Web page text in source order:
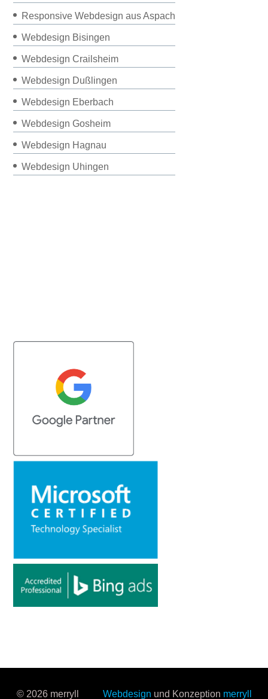
Responsive Webdesign aus Aspach
Webdesign Bisingen
Webdesign Crailsheim
Webdesign Dußlingen
Webdesign Eberbach
Webdesign Gosheim
Webdesign Hagnau
Webdesign Uhingen
© 2026 merryll Webdesign und Konzeption merryll